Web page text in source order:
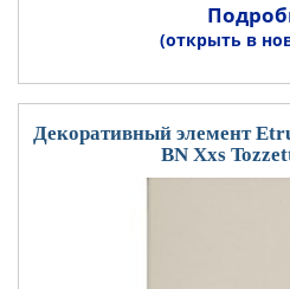
(открыть в
Декоративный элемент
BN Xxs